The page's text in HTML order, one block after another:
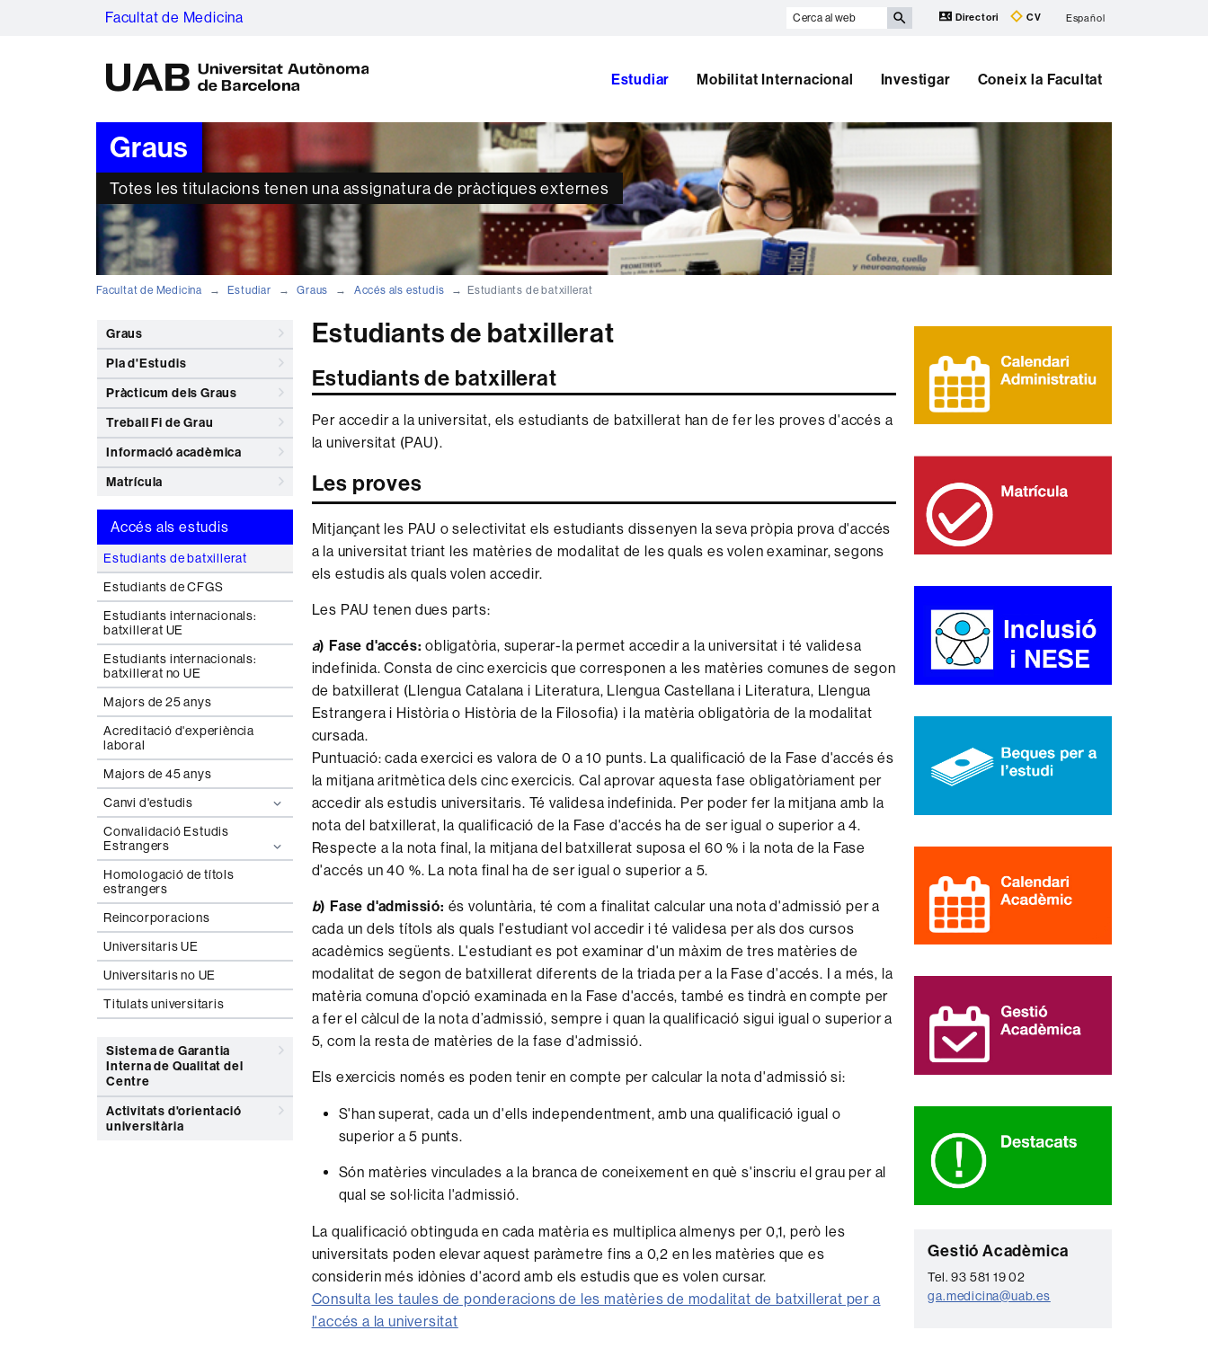
Facultat de Medicina
Cerca
Directori CV Español
B
Estudiar Mobilitat Internacional Investigar Coneix la Facultat
Graus
Totes les titulacions tenen una assignatura de pràctiques externes
Facultat de Medicina Estudiar Graus Accés als estudis Estudiants de batxillerat
Graus
Pla d'Estudis
Pràcticum dels Graus
Treball Fi de Grau
Informació acadèmica
Matrícula
Accés als estudis
Estudiants de batxillerat
Estudiants de CFGS
Estudiants internacionals:
batxillerat UE
Estudiants internacionals:
batxillerat no UE
Majors de 25 anys
Acreditació d'experiència
laboral
Majors de 45 anys
Canvi d'estudis
Convalidació Estudis
Estrangers
Homologació de títols
estrangers
Reincorporacions
Universitaris UE
Universitaris no UE
Titulats universitaris
Sistema de Garantia
Interna de Qualitat del
Centre
Activitats d'orientació
universitària
Estudiants de batxillerat
Estudiants de batxillerat
Per accedir a la universitat, els estudiants de batxillerat han de fer les proves d'accés a
la universitat (PAU).
Les proves
Mitjançant les PAU o selectivitat els estudiants dissenyen la seva pròpia prova d'accés
a la universitat triant les matèries de modalitat de les quals es volen examinar, segons
els estudis als quals volen accedir.
Les PAU tenen dues parts:
a) Fase d'accés: obligatòria, superar-la permet accedir a la universitat i té validesa
indefinida. Consta de cinc exercicis que corresponen a les matèries comunes de segon
de batxillerat (Llengua Catalana i Literatura, Llengua Castellana i Literatura, Llengua
Estrangera i Història o Història de la Filosofia) i la matèria obligatòria de la modalitat
cursada.
Puntuació: cada exercici es valora de 0 a 10 punts. La qualificació de la Fase d'accés és
la mitjana aritmètica dels cinc exercicis. Cal aprovar aquesta fase obligatòriament per
accedir als estudis universitaris. Té validesa indefinida. Per poder fer la mitjana amb la
nota del batxillerat, la qualificació de la Fase d'accés ha de ser igual o superior a 4.
Respecte a la nota final, la mitjana del batxillerat suposa el 60 % i la nota de la Fase
d'accés un 40 %. La nota final ha de ser igual o superior a 5.
b) Fase d'admissió: és voluntària, té com a finalitat calcular una nota d'admissió per a
cada un dels títols als quals l'estudiant vol accedir i té validesa per als dos cursos
acadèmics següents. L'estudiant es pot examinar d'un màxim de tres matèries de
modalitat de segon de batxillerat diferents de la triada per a la Fase d'accés. I a més, la
matèria comuna d’opció examinada en la Fase d'accés, també es tindrà en compte per
a fer el càlcul de la nota d’admissió, sempre i quan la qualificació sigui igual o superior a
5, com la resta de matèries de la fase d'admissió.
Els exercicis només es poden tenir en compte per calcular la nota d'admissió si:
S'han superat, cada un d'ells independentment, amb una qualificació igual o
superior a 5 punts.
Són matèries vinculades a la branca de coneixement en què s'inscriu el grau per al
qual se sol·licita l'admissió.
La qualificació obtinguda en cada matèria es multiplica almenys per 0,1, però les
universitats poden elevar aquest paràmetre fins a 0,2 en les matèries que es
considerin més idònies d'acord amb els estudis que es volen cursar.
Consulta les taules de ponderacions de les matèries de modalitat de batxillerat per a
l'accés a la universitat
Informació
complementària
C
o
n
Gestió Acadèmica
Tel. 93 581 19 02
ga.medicina@uab.es